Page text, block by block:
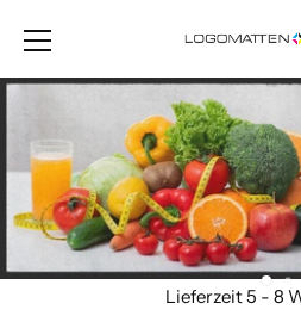
Direkt
Inhalt